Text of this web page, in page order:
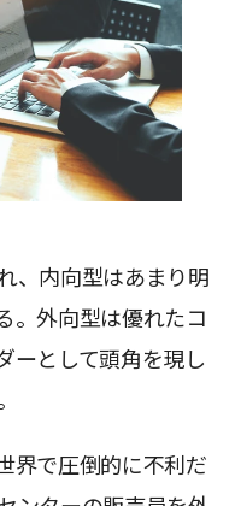
、内向型はあまり明
。外向型は優れたコ
ーとして頭角を現し
界で圧倒的に不利だ